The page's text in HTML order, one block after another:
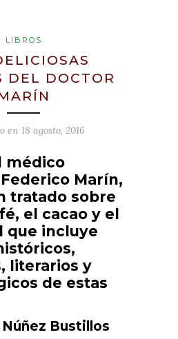
LIBROS
DEL DOCTOR
en 18 agosto, 2016
médico
Marín,
tratado sobre
el cacao y el
que incluye
literarios y
de estas
Núñez Bustillos